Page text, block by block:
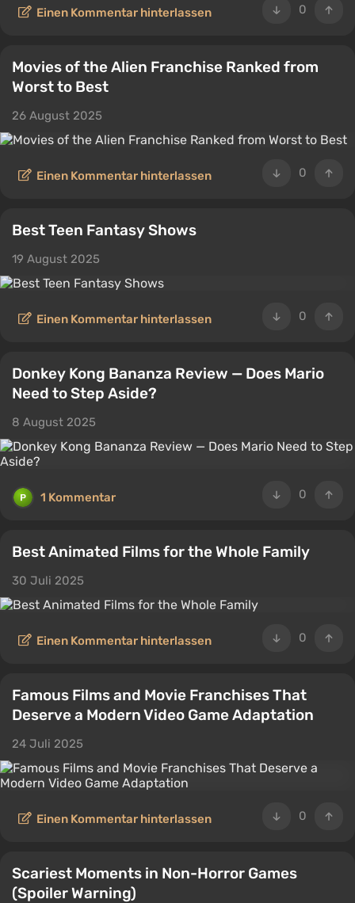
0
Einen Kommentar hinterlassen
Movies of the Alien Franchise Ranked from
Worst to Best
26 August 2025
0
Einen Kommentar hinterlassen
Best Teen Fantasy Shows
19 August 2025
0
Einen Kommentar hinterlassen
Donkey Kong Bananza Review — Does Mario
Need to Step Aside?
8 August 2025
0
1 Kommentar
Best Animated Films for the Whole Family
30 Juli 2025
0
Einen Kommentar hinterlassen
Famous Films and Movie Franchises That
Deserve a Modern Video Game Adaptation
24 Juli 2025
0
Einen Kommentar hinterlassen
Scariest Moments in Non-Horror Games
(Spoiler Warning)